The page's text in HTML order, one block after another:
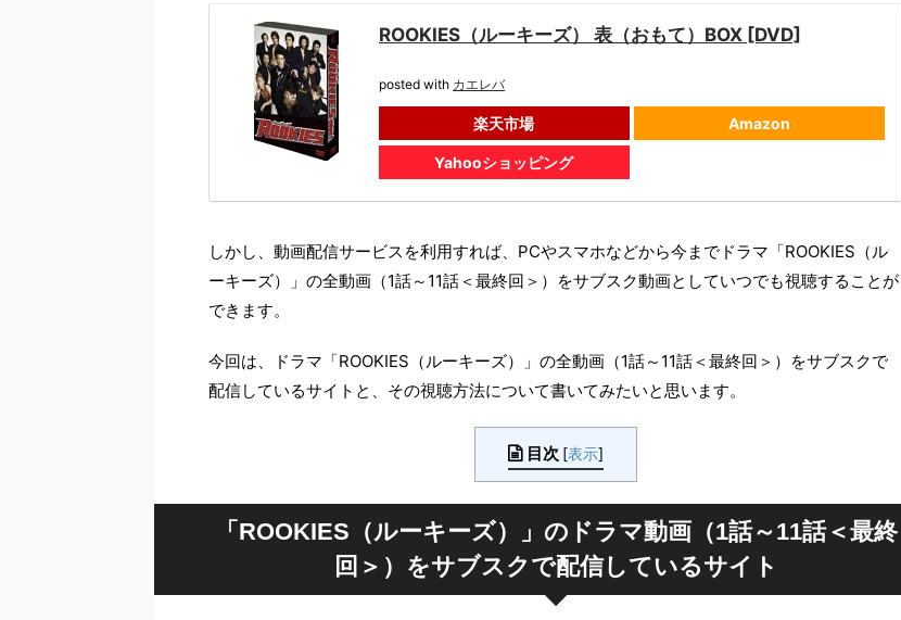
ROOKIES（ルーキーズ） 表（おもて）BOX [DVD]
posted with カエレバ
楽天市場 Amazon
Yahooショッピング
しかし、動画配信サービスを利用すれば、PCやスマホなどから今までドラマ「ROOKIES（ル
ーキーズ）」の全動画（1話～11話＜最終回＞）をサブスク動画としていつでも視聴することが
できます。
今回は、ドラマ「ROOKIES（ルーキーズ）」の全動画（1話～11話＜最終回＞）をサブスクで
配信しているサイトと、その視聴方法について書いてみたいと思います。
目次 [表示]
「ROOKIES（ルーキーズ）」のドラマ動画（1話～11話＜最終
回＞）をサブスクで配信しているサイト